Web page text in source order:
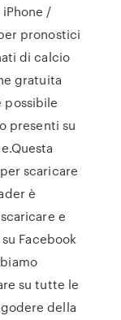
/
pronostici
di calcio
gratuita
possibile
presenti su
scaricare
è
e
Facebook
su tutte le
della